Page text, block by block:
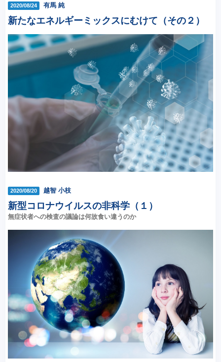
2020/08/24 有馬 純
新たなエネルギーミックスにむけて（その２）
2020/08/20 越智 小枝
新型コロナウイルスの非科学（１）
無症状者への検査の議論は何故食い違うのか